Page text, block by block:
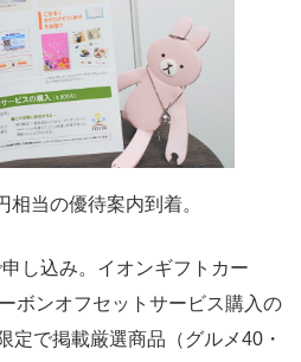
当の優待案内到着。
し込み。イオンギフトカー
ボンオフセットサービス購入の
定で掲載厳選商品（グルメ40・